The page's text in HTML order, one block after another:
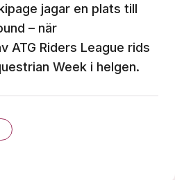
jagar en plats till
– när
ATG Riders League rids
Week i helgen.